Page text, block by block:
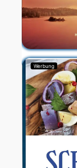
Werbung